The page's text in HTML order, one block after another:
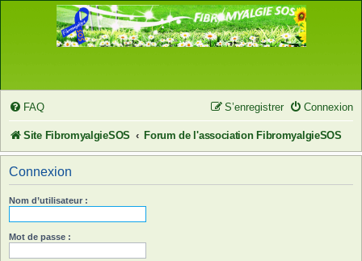
FAQ Connexion
S’enregistrer
Site FibromyalgieSOS Forum de l'association FibromyalgieSOS
Connexion
Nom d’utilisateur :
Mot de passe :